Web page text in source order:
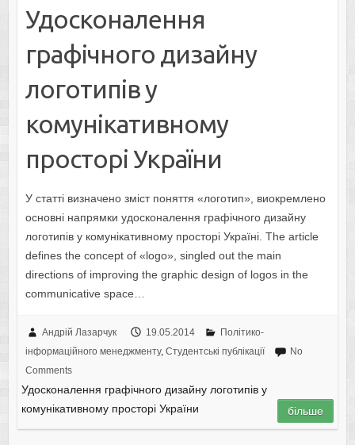
Удосконалення
графічного дизайну
логотипів у
комунікативному
просторі України
У статті визначено зміст поняття «логотип», виокремлено
основні напрямки удосконалення графічного дизайну
логотипів у комунікативному просторі Україні. The article
defines the concept of «logo», singled out the main
directions of improving the graphic design of logos in the
communicative space…
Андрій Лазарчук 19.05.2014
Політико-
інформаційного менеджменту, Студентські публікації
No
Comments
Удосконалення графічного дизайну логотипів у
комунікативному просторі України
більше